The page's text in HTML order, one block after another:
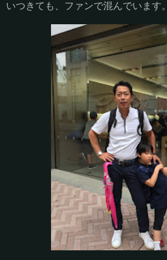
いつきても、ファンで混んでいます。